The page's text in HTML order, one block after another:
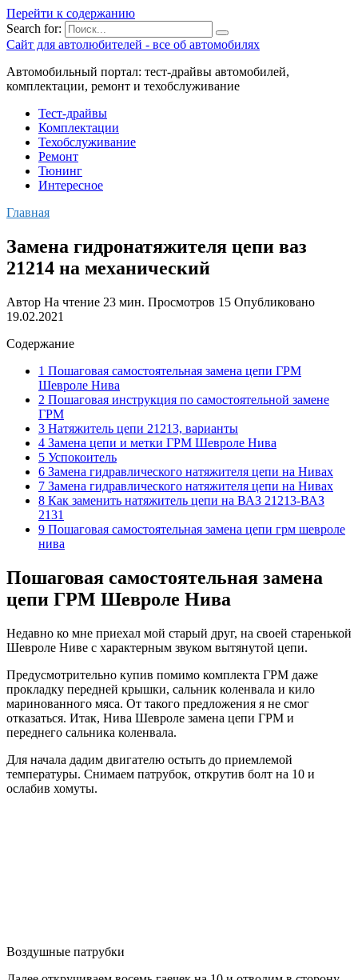
Перейти к содержанию
Search for:
Сайт для автолюбителей - все об автомобилях
Автомобильный портал: тест-драйвы автомобилей,
комплектации, ремонт и техобслуживание
Тест-драйвы
Комплектации
Техобслуживание
Ремонт
Тюнинг
Интересное
Главная
Замена гидронатяжителя цепи ваз
21214 на механический
Автор На чтение 23 мин. Просмотров 15 Опубликовано
19.02.2021
Содержание
1 Пошаговая самостоятельная замена цепи ГРМ
Шевроле Нива
2 Пошаговая инструкция по самостоятельной замене
ГРМ
3 Натяжитель цепи 21213, варианты
4 Замена цепи и метки ГРМ Шевроле Нива
5 Успокоитель
6 Замена гидравлического натяжителя цепи на Нивах
7 Замена гидравлического натяжителя цепи на Нивах
8 Как заменить натяжитель цепи на ВАЗ 21213-ВАЗ
2131
9 Пошаговая самостоятельная замена цепи грм шевроле
нива
Пошаговая самостоятельная замена
цепи ГРМ Шевроле Нива
Недавно ко мне приехал мой старый друг, на своей старенькой
Шевроле Ниве с характерным звуком вытянутой цепи.
Предусмотрительно купив помимо комплекта ГРМ даже
прокладку передней крышки, сальник коленвала и кило
маринованного мяса. От такого предложения я не смог
отказаться. Итак, Нива Шевроле замена цепи ГРМ и
переднего сальника коленвала.
Для начала дадим двигателю остыть до приемлемой
температуры. Снимаем патрубок, открутив болт на 10 и
ослабив хомуты.
Воздушные патрубки